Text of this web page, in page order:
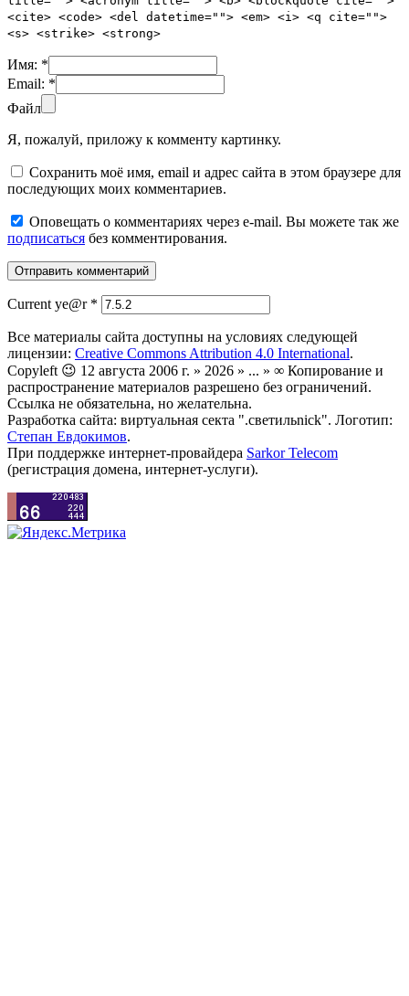
<cite> <code> <del datetime=""> <em> <i> <q cite="">
<s> <strike> <strong>
Имя: *
Email: *
Файл
Я, пожалуй, приложу к комменту картинку.
Сохранить моё имя, email и адрес сайта в этом браузере для
последующих моих комментариев.
Оповещать о комментариях через e-mail. Вы можете так же
подписаться без комментирования.
Current ye@r *
Все материалы сайта доступны на условиях следующей
лицензии: Creative Commons Attribution 4.0 International.
Copyleft 😉 12 августа 2006 г. » 2026 » ... » ∞ Копирование и
распространение материалов разрешено без ограничений.
Ссылка не обязательна, но желательна.
Разработка сайта: виртуальная секта ".светильnick". Логотип:
Степан Евдокимов.
При поддержке интернет-провайдера Sarkor Telecom
(регистрация домена, интернет-услуги).